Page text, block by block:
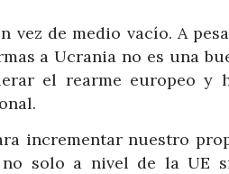
vez de medio vacío. A
a Ucrania no es una
el rearme europeo y
incrementar nuestro
no solo a nivel de la UE